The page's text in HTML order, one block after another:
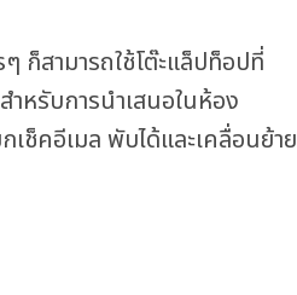
ๆ ก็สามารถใช้โต๊ะแล็ปท็อปที่
ำหรับการนำเสนอในห้อง
ช็คอีเมล พับได้และเคลื่อนย้าย